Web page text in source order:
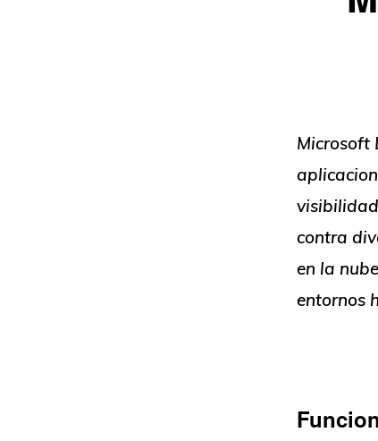
Microsoft
contra
en la
entornos